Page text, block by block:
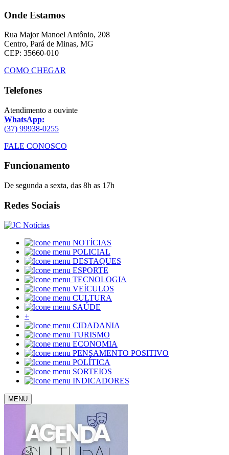
Onde Estamos
Rua Major Manoel Antônio, 208
Centro, Pará de Minas, MG
CEP: 35660-010
COMO CHEGAR
Telefones
Atendimento a ouvinte
WhatsApp:
(37) 99938-0255
FALE CONOSCO
Funcionamento
De segunda a sexta, das 8h as 17h
Redes Sociais
NOTÍCIAS
POLICIAL
DESTAQUES
ESPORTE
TECNOLOGIA
VEÍCULOS
CULTURA
SAÚDE
+
CIDADANIA
TURISMO
ECONOMIA
PENSAMENTO POSITIVO
POLÍTICA
SORTEIOS
INDICADORES
MENU